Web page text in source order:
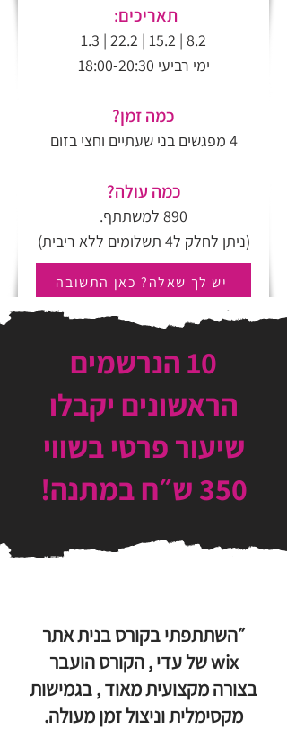
תאריכים:
8.2 | 15.2 | 22.2 | 1.3
ימי רביעי 18:00-20:30
כמה זמן?
4 מפגשים בני שעתיים וחצי בזום
כמה עולה?
890 למשתתף.
(ניתן לחלק ל4 תשלומים ללא ריבית)
יש לך שאלה? כאן התשובה
10 הנרשמים
הראשונים יקבלו
שיעור פרטי בשווי
350 ש״ח במתנה!
״השתתפתי בקורס בנית אתר
wix של עדי , הקורס הועבר
בצורה מקצועית מאוד , בגמישות
מקסימלית וניצול זמן מעולה.